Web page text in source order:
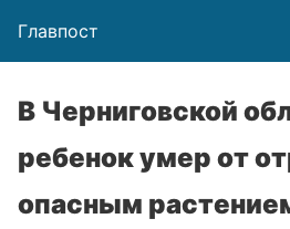
Главпост
В Черниговской
ребенок умер от
опасным